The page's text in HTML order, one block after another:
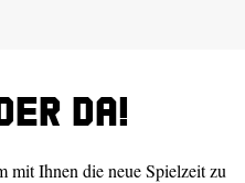
da!
mit Ihnen die neue Spielzeit zu